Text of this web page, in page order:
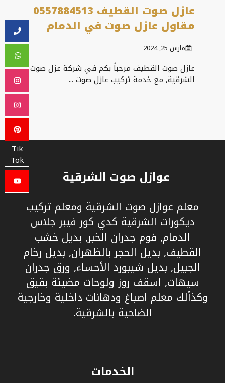
Tik
Tok
عازل صوت القطيف 0557884513
مقاول عازل صوت في الدمام
مارس 25, 2024
عازل صوت القطيف مرحباً بكم في شركة عزل صوت
الشرقية, مع خدمة تركيب عازل صوت ...
عوازل صوت الشرقية
معلم عوازل صوت الشرقية ومعلم تركيب
ديكورات الشرقية كدي كور فيبر جلاس
الدمام, فوم جدران الخبر, بديل خشب
القطيف, بديل الحجر بالظهران, بديل رخام
الجبيل, بديل شيبورد الأحساء, ورق جدران
سيهات, اسقف روز ولوحات مضيئة بقيق
وكذألك معلم اصباغ ودهانات داخلية وخارجية
الضاحية بالشرقية.
الخدمات